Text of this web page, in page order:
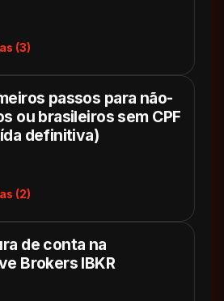
(3)
passos para não-
ou brasileiros sem CPF
definitiva)
(2)
de conta na
Brokers IBKR